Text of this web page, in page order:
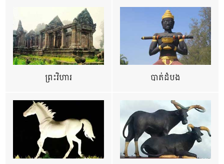
ព្រះវិហារ បាត់ដំបង